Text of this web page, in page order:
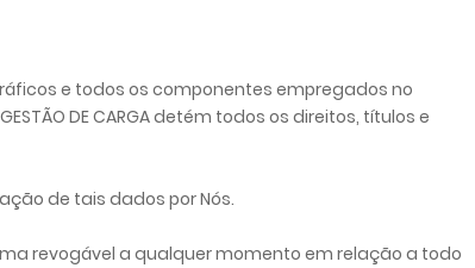
e todos os componentes empregados no
DE CARGA detém todos os direitos, títulos e
de tais dados por Nós.
revogável a qualquer momento em relação a todo